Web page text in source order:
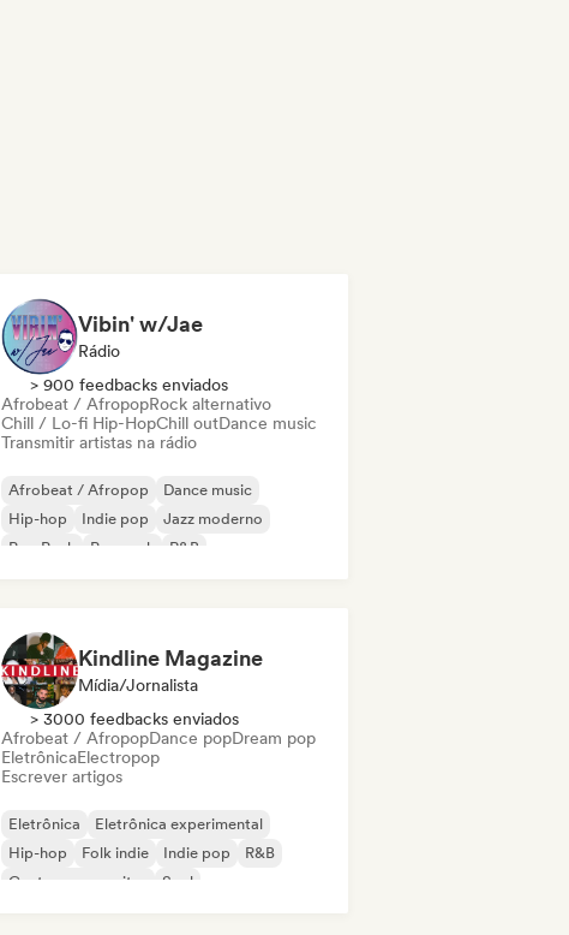
Vibin' w/Jae
Rádio
> 900 feedbacks enviados
Afrobeat / AfropopRock alternativo
Chill / Lo-fi Hip-HopChill outDance music
Transmitir artistas na rádio
Afrobeat / Afropop
Dance music
Hip-hop
Indie pop
Jazz moderno
Pop Punk
Pop rock R&B
Kindline Magazine
Mídia/Jornalista
> 3000 feedbacks enviados
Afrobeat / AfropopDance popDream pop
EletrônicaElectropop
Escrever artigos
Eletrônica
Eletrônica experimental
Hip-hop
Folk indie Indie pop
R&B
Cantor-compositor
Soul